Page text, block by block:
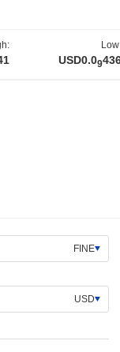
FINE
USD
USD0.09
築に焦点を当て、ユ
。FINEトークンの初
ルを通じて行われ、
ます。このアップ
、ネットワーク内の
トフォームとの新し
スプラットフォーム
になります。これら
ゲージメントの向上
。これらのマイルス
ャネルやロードマ